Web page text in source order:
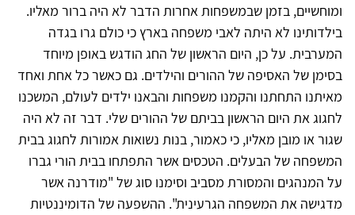
ומוחשיים, בזמן שבמשפחות אחרות הדבר לא היה ברור מאליו.
בילדותינו לא היתה לאבי משפחה בארץ כי כולם גרו בגדה
המערבית. על כן, היום הראשון של החג הודגש באופן מיוחד
בסימן של האסיפה של ההורים והילדים. גם כאשר כל אחת ואחד
מאיתנו התחתנו והקמנו משפחות והבאנו ילדים לעולם, המשכנו
לחגוג את היום הראשון בביתם של ההורים שלי. דבר זה לא היה
שגור או מובן מאליו, כי כאמור, בנות נשואות אמורות לחגוג בבית
המשפחה של הבעלים. הטכסים אשר התפתחו בבית הורי גברו
על המנהגים והמסורת מסביב וסימנו סוג של "מודרנה אשר
מדגישה את המשפחה הגרעינית". ההשפעה של הדומיננטיות